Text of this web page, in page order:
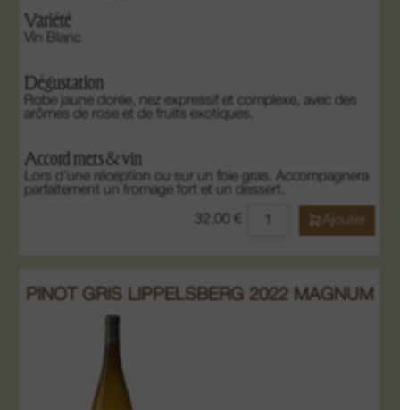
Variété
Vin Blanc
Dégustation
Robe jaune dorée, nez expressif et complexe, avec des
arômes de rose et de fruits exotiques.
Accord mets & vin
Lors d’une réception ou sur un foie gras. Accompagnera
parfaitement un fromage fort et un dessert.
32,00 € Ajouter
PINOT GRIS LIPPELSBERG 2022 MAGNUM